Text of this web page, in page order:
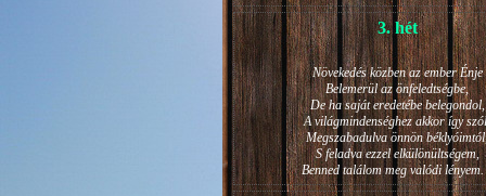
3. hét
Növekedés közben az ember Énje
Belemerül az önfeledtségbe,
De ha saját eredetébe belegondol,
A világmindenséghez akkor így
Megszabadulva önnön
S feladva ezzel elkülönültségem,
Benned találom meg valódi